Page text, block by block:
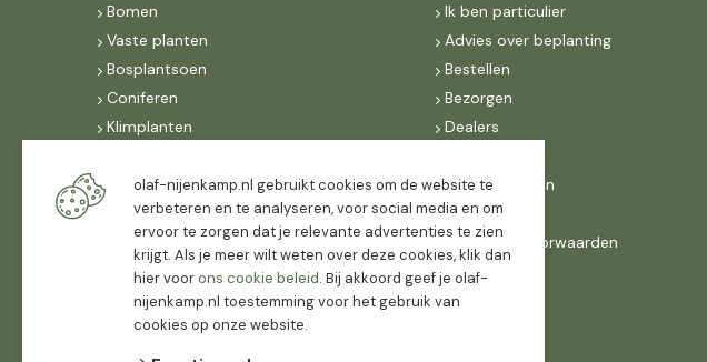
Bomen
Vaste planten
Bosplantsoen
Coniferen
Klimplanten
Dak, lei- & vormbomen
Dealers
Ik ben particulier
Advies over beplanting
Bestellen
Bezorgen
Dealers
IncoNed Groen
FAQ
Algemene voorwaarden
olaf-nijenkamp.nl gebruikt cookies om de website te
verbeteren en te analyseren, voor social media en om
ervoor te zorgen dat je relevante advertenties te zien
krijgt. Als je meer wilt weten over deze cookies, klik dan
hier voorons cookie beleid. Bij akkoord geef je olaf-
nijenkamp.nl toestemming voor het gebruik van
cookies op onze website.